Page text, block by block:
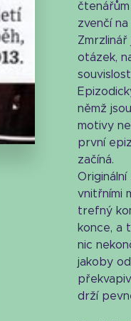
Stáhnout
20.47 KB
zvenčí
Zmrzlinář
otázek,
němž
motivy
první
začíná.
vnitřními
trefný
konce, a
nic
jakoby
drží